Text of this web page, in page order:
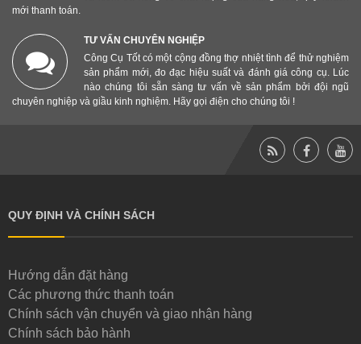
Lam bị cong, mòn rãnh, hoặc bánh răng đầu mòn sẽ làm
mới thanh toán.
TƯ VẤN CHUYÊN NGHIỆP
Công Cụ Tốt có một cộng đồng thợ nhiệt tình để thử nghiệm
sản phẩm mới, đo đạc hiệu suất và đánh giá công cụ. Lúc
nào chúng tôi sẵn sàng tư vấn về sản phẩm bởi đội ngũ
chuyên nghiệp và giầu kinh nghiệm. Hãy gọi điện cho chúng tôi !
QUY ĐỊNH VÀ CHÍNH SÁCH
Hướng dẫn đặt hàng
Các phương thức thanh toán
Chính sách vận chuyển và giao nhận hàng
Chính sách bảo hành